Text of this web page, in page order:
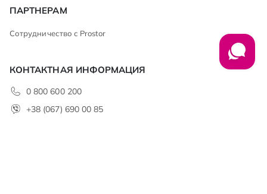
ПАРТНЕРАМ
Сотрудничество с Prostor
КОНТАКТНАЯ ИНФОРМАЦИЯ
0 800 600 200
+38 (067) 690 00 85